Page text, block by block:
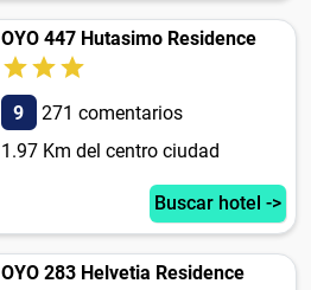
OYO 447 Hutasimo Residence
9
271 comentarios
1.97 Km del centro ciudad
Buscar hotel ->
OYO 283 Helvetia Residence